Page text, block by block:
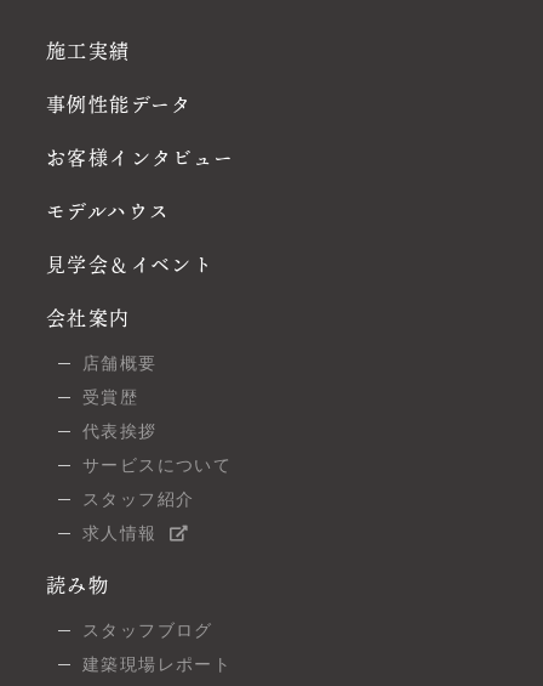
施工実績
事例性能データ
お客様インタビュー
モデルハウス
見学会＆イベント
会社案内
店舗概要
受賞歴
代表挨拶
サービスについて
スタッフ紹介
求人情報
読み物
スタッフブログ
建築現場レポート